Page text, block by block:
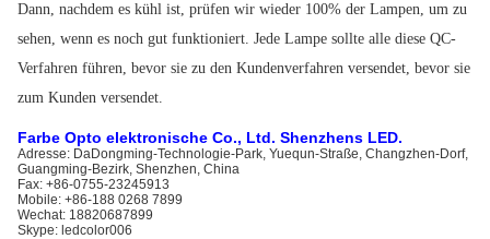
Dann, nachdem es kühl ist, prüfen wir wieder 100% der Lampen, um zu
sehen, wenn es noch gut funktioniert. Jede Lampe sollte alle diese QC-
Verfahren führen, bevor sie zu den Kundenverfahren versendet, bevor sie
zum Kunden versendet.
Farbe Opto elektronische Co., Ltd. Shenzhens LED.
Adresse: DaDongming-Technologie-Park, Yuequn-Straße, Changzhen-Dorf,
Guangming-Bezirk, Shenzhen, China
Fax: +86-0755-23245913
Mobile: +86-188 0268 7899
Wechat: 18820687899
Skype: ledcolor006